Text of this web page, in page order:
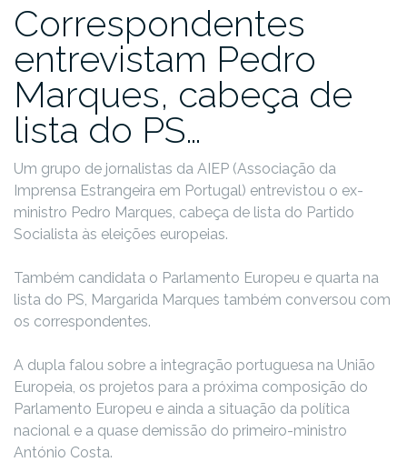
Correspondentes
entrevistam Pedro
Marques, cabeça de
lista do PS…
Um grupo de jornalistas da AIEP (Associação da
Imprensa Estrangeira em Portugal) entrevistou o ex-
ministro Pedro Marques, cabeça de lista do Partido
Socialista às eleições europeias.
Também candidata o Parlamento Europeu e quarta na
lista do PS, Margarida Marques também conversou com
os correspondentes.
A dupla falou sobre a integração portuguesa na União
Europeia, os projetos para a próxima composição do
Parlamento Europeu e ainda a situação da política
nacional e a quase demissão do primeiro-ministro
António Costa.